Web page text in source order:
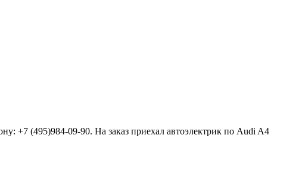
+7 (495)984-09-90. На заказ приехал автоэлектрик по Audi A4